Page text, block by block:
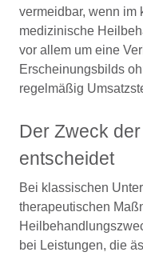
vermeidbar, wenn im
medizinische
vor allem um eine
Erscheinungsbilds
regelmäßig
Der Zweck
entscheidet
Bei klassischen
therapeutischen
bei Leistungen, die